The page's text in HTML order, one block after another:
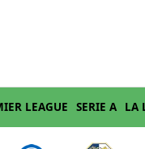
LEAGUE SERIE A LA